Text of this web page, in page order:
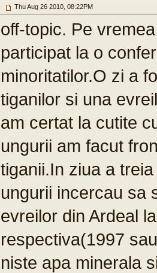
Thu Aug 26 2010, 08:22PM
off-topic. Pe
participat la o
minoritatilor.O zi a
tiganilor si una
am certat la cutite
ungurii am facut
tiganii.In ziua a
ungurii incercau sa
evreilor din Ardeal
respectiva(1997
niste apa minerala